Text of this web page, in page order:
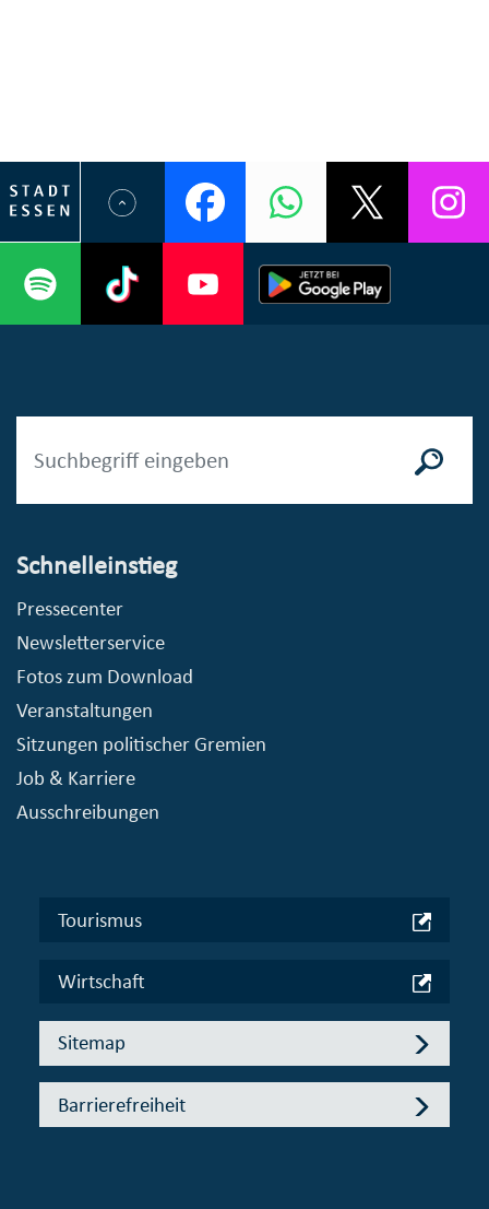
Schnelleinstieg
Pressecenter
Newsletterservice
Fotos zum Download
Veranstaltungen
Sitzungen politischer Gremien
Job & Karriere
Ausschreibungen
Tourismus
Wirtschaft
Sitemap
Barrierefreiheit